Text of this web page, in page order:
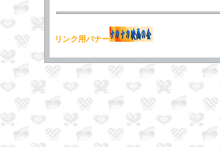
リンク用バナー